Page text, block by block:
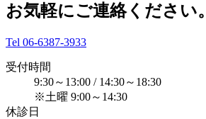
お気軽にご連絡ください。
Tel 06-6387-3933
受付時間
9:30～13:00 / 14:30～18:30
※土曜 9:00～14:30
休診日